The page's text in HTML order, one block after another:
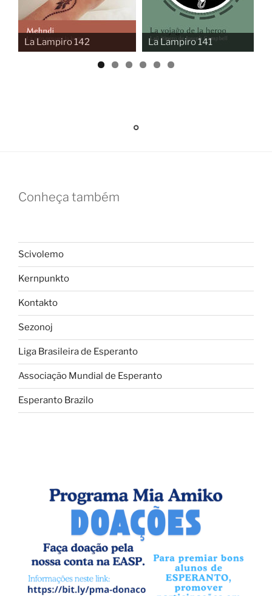
La Lampiro 142 La Lampiro 141
Conheça também
Scivolemo
Kernpunkto
Kontakto
Sezonoj
Liga Brasileira de Esperanto
Associação Mundial de Esperanto
Esperanto Brazilo